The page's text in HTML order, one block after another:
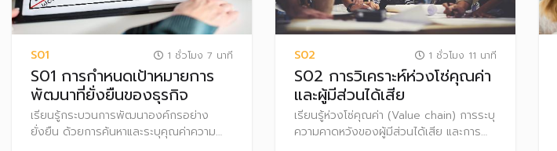
S01 1 ชั่วโมง 7 นาที
S01 การกำหนดเป้าหมายการ
พัฒนาที่ยั่งยืนของธุรกิจ
เรียนรู้กระบวนการพัฒนาองค์กรอย่าง
ยั่งยืน ด้วยการค้นหาและระบุคุณค่าความ
S02 1 ชั่วโมง 11 นาที
S02 การวิเคราะห์ห่วงโซ่คุณค่า
และผู้มีส่วนได้เสีย
เรียนรู้ห่วงโซ่คุณค่า (Value chain) การระบุ
ความคาดหวังของผู้มีส่วนได้เสีย และการ